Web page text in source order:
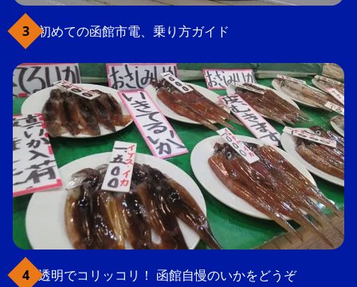
初めての函館市電、乗り方ガイド
透明でコリッコリ！ 函館自慢のいかをどうぞ